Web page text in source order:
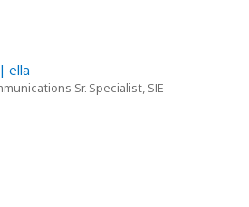
ella
Sr. Specialist, SIE